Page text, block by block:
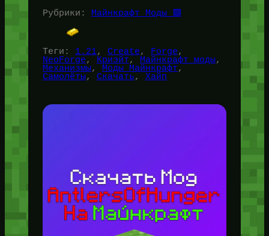
Рубрики:
Майнкрафт Моды 🟩
Теги: 1.21, Create, Forge
NeoForge, Криэйт, Майнкрафт моды
Механизмы, Моды Майнкрафт
Самолёты, Скачать, Хайп